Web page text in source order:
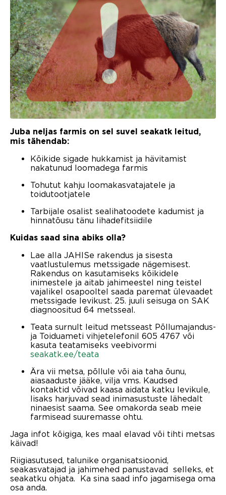
Juba neljas farmis on sel suvel seakatk leitud,
mis tähendab:
Kõikide sigade hukkamist ja hävitamist
nakatunud loomadega farmis
Tohutut kahju loomakasvatajatele ja
toidutootjatele
Tarbijale osalist sealihatoodete kadumist ja
hinnatõusu tänu lihadefitsiidile
Kuidas saad sina abiks olla?
Lae alla JAHISe rakendus ja sisesta
vaatlustulemus metssigade nägemisest.
Rakendus on kasutamiseks kõikidele
inimestele ja aitab jahimeestel ning teistel
vajalikel osapooltel saada paremat ülevaadet
metssigade levikust. 25. juuli seisuga on SAK
diagnoositud 64 metsseal.
Teata surnult leitud metsseast Põllumajandus-
ja Toiduameti vihjetelefonil 605 4767 või
kasuta teatamiseks veebivormi
seakatk.ee/teata
Ära vii metsa, põllule või aia taha õunu,
aiasaaduste jääke, vilja vms. Kaudsed
kontaktid võivad kaasa aidata katku levikule,
lisaks harjuvad sead inimasustuste lähedalt
ninaesist saama. See omakorda seab meie
farmisead suuremasse ohtu.
Jaga infot kõigiga, kes maal elavad või tihti metsas
käivad!
Riigiasutused, talunike organisatsioonid,
seakasvatajad ja jahimehed panustavad selleks, et
seakatku ohjata. Ka sina saad info jagamisega oma
osa anda.